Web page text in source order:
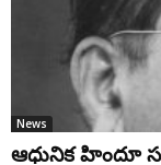
News
ఆధునిక హిందూ